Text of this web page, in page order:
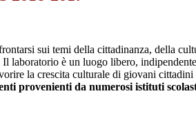
sui temi della cittadinanza, della
laboratorio è un luogo libero,
la crescita culturale di giovani
provenienti da numerosi istituti